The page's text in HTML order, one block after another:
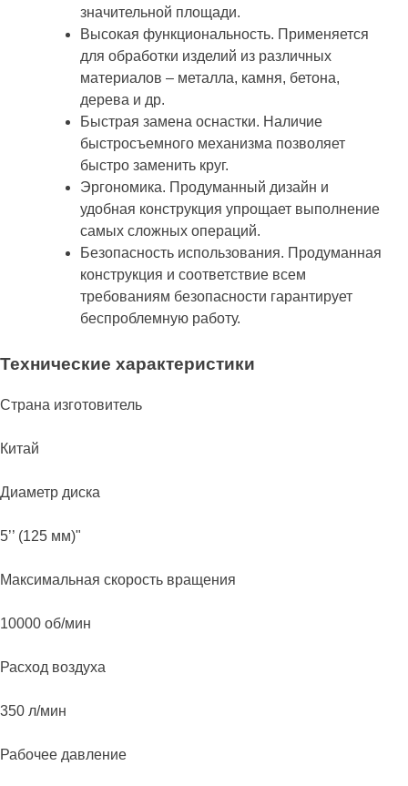
значительной площади.
Высокая функциональность. Применяется
для обработки изделий из различных
материалов – металла, камня, бетона,
дерева и др.
Быстрая замена оснастки. Наличие
быстросъемного механизма позволяет
быстро заменить круг.
Эргономика. Продуманный дизайн и
удобная конструкция упрощает выполнение
самых сложных операций.
Безопасность использования. Продуманная
конструкция и соответствие всем
требованиям безопасности гарантирует
беспроблемную работу.
Технические характеристики
Страна изготовитель
Китай
Диаметр диска
5’’ (125 мм)"
Максимальная скорость вращения
10000 об/мин
Расход воздуха
350 л/мин
Рабочее давление